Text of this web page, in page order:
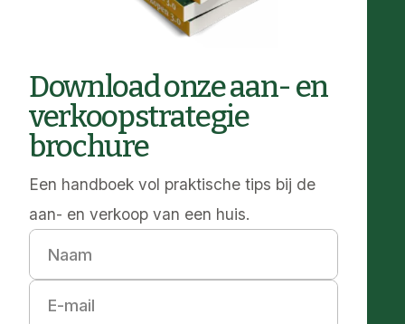
Download onze aan- en
verkoopstrategie
brochure
Een handboek vol praktische tips bij de
aan- en verkoop van een huis.
Naam
E-mail